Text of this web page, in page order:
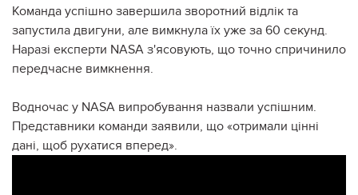
Команда успішно завершила зворотний відлік та
запустила двигуни, але вимкнула їх уже за 60 секунд.
Наразі експерти NASA з'ясовують, що точно спричинило
передчасне вимкнення.
Водночас у NASA випробування назвали успішним.
Представники команди заявили, що «отримали цінні
дані, щоб рухатися вперед».